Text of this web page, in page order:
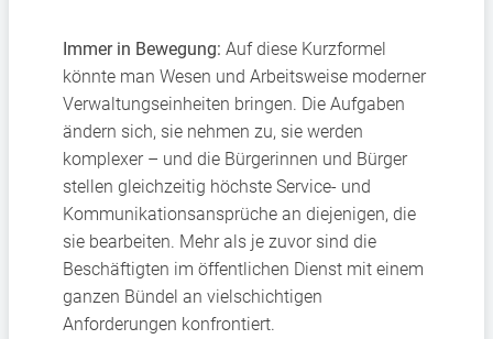
Immer in Bewegung: Auf diese Kurzformel
könnte man Wesen und Arbeitsweise moderner
Verwaltungseinheiten bringen. Die Aufgaben
ändern sich, sie nehmen zu, sie werden
komplexer – und die Bürgerinnen und Bürger
stellen gleichzeitig höchste Service- und
Kommunikationsansprüche an diejenigen, die
sie bearbeiten. Mehr als je zuvor sind die
Beschäftigten im öffentlichen Dienst mit einem
ganzen Bündel an vielschichtigen
Anforderungen konfrontiert.